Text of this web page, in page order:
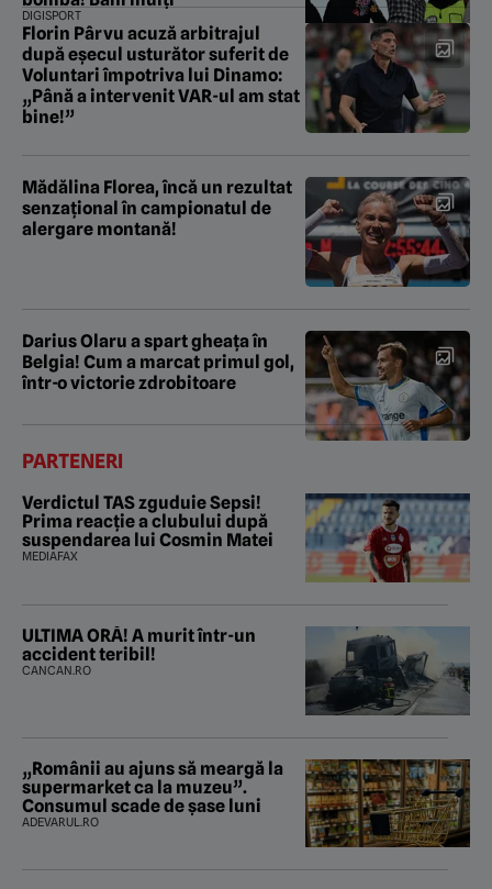
DIGISPORT
Florin Pârvu acuză arbitrajul
după eșecul usturător suferit de
Voluntari împotriva lui Dinamo:
„Până a intervenit VAR-ul am stat
bine!”
Mădălina Florea, încă un rezultat
senzațional în campionatul de
alergare montană!
Darius Olaru a spart gheața în
Belgia! Cum a marcat primul gol,
într-o victorie zdrobitoare
PARTENERI
Verdictul TAS zguduie Sepsi!
Prima reacție a clubului după
suspendarea lui Cosmin Matei
MEDIAFAX
ULTIMA ORĂ! A murit într-un
accident teribil!
CANCAN.RO
„Românii au ajuns să meargă la
supermarket ca la muzeu”.
Consumul scade de șase luni
ADEVARUL.RO